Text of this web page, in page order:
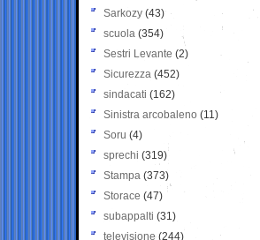
Sarkozy (43)
scuola (354)
Sestri Levante (2)
Sicurezza (452)
sindacati (162)
Sinistra arcobaleno (11)
Soru (4)
sprechi (319)
Stampa (373)
Storace (47)
subappalti (31)
televisione(244)